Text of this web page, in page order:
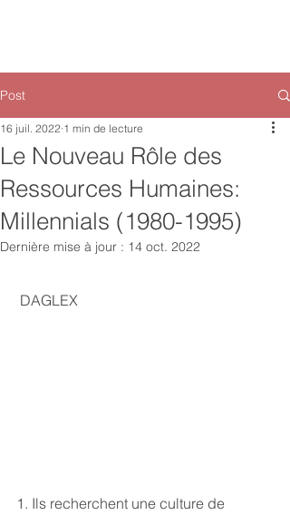
Post
Le Nouveau Rôle des
Ressources Humaines:
Millennials (1980-1995)
16 juil. 2022 1 min de lecture
Dernière mise à jour : 14 oct. 2022
DAGLEX
1. Ils recherchent une culture de